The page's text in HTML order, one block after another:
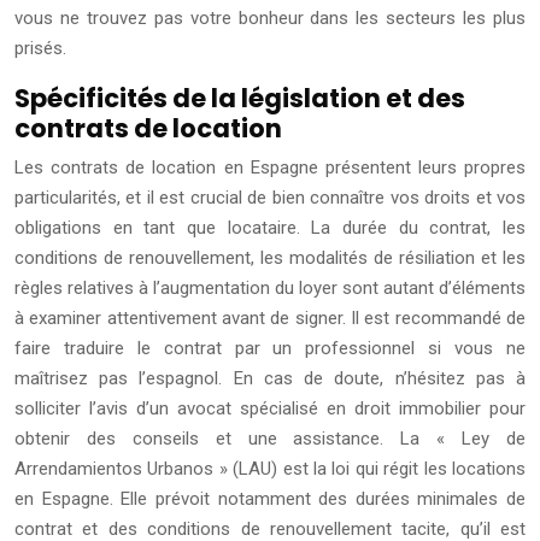
vous ne trouvez pas votre bonheur dans les secteurs les plus
prisés.
Spécificités de la législation et des
contrats de location
Les contrats de location en Espagne présentent leurs propres
particularités, et il est crucial de bien connaître vos droits et vos
obligations en tant que locataire. La durée du contrat, les
conditions de renouvellement, les modalités de résiliation et les
règles relatives à l’augmentation du loyer sont autant d’éléments
à examiner attentivement avant de signer. Il est recommandé de
faire traduire le contrat par un professionnel si vous ne
maîtrisez pas l’espagnol. En cas de doute, n’hésitez pas à
solliciter l’avis d’un avocat spécialisé en droit immobilier pour
obtenir des conseils et une assistance. La « Ley de
Arrendamientos Urbanos » (LAU) est la loi qui régit les locations
en Espagne. Elle prévoit notamment des durées minimales de
contrat et des conditions de renouvellement tacite, qu’il est